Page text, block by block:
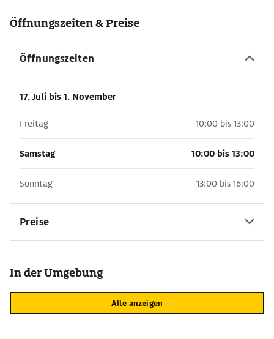
Öffnungszeiten & Preise
Öffnungszeiten
17. Juli bis 1. November
Freitag 10:00 bis 13:00
Samstag 10:00 bis 13:00
Sonntag 13:00 bis 16:00
Preise
In der Umgebung
Alle anzeigen